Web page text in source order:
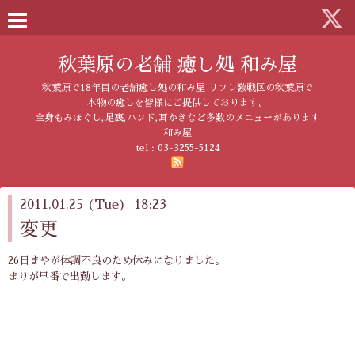
秋葉原の老舗 癒し処 和み屋
秋葉原で18年目の老舗癒し処の和み屋 リフレ激戦区の秋葉原で
本物の癒しを皆様にご提供しております。
全身もみほぐし,足裏,ハンド,耳かきなど多数のメニューがあります
和み屋
tel : 03-3255-5124
2011.01.25 (Tue) 18:23
変更
26日まやが体調不良のため休みになりました。
まりが早番で出勤します。